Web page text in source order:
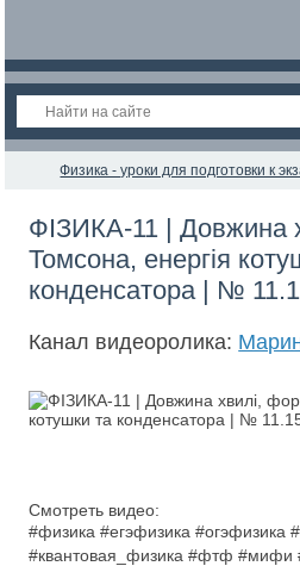
Физика - уроки для подготовки к
ФІЗИКА-11 | Довжина
Томсона, енергія
конденсатора | №
Канал видеоролика:
Смотреть видео:
#физика #егэфизика #огэфизика
#квантовая_физика #фтф #мифи